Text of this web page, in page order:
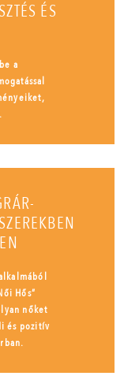
ÉS
a
Hős”
nőket
és pozitív